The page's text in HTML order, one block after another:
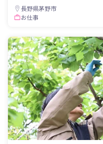
長野県茅野市
お仕事